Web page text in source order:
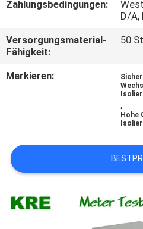
VERBINDUNG
FORDERN
SITEMAP
PRIVACY
Zahlungsbedingungen:
D/A,
Versorgungsmaterial-
Fähigkeit:
50
Markieren:
,
Hohe